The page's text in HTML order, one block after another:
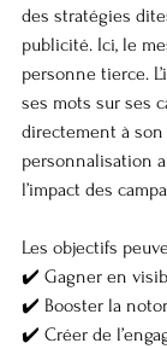
des stratégies
publicité. Ici, le
personne tierce.
ses mots sur ses
directement à
personnalisation
l’impact des
Les objectifs
✔️ Gagner en
✔️ Booster la
✔️ Créer de